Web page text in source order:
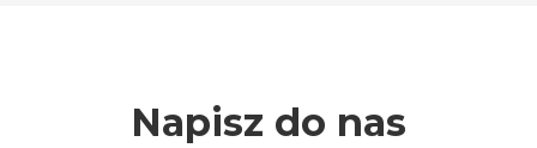
Napisz do nas